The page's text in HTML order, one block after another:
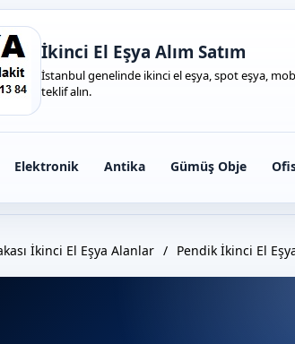
İkinci El Eşya Alım Satım
İstanbul genelinde ikinci el eşya, spot eşya,
teklif alın.
Elektronik Antika Gümüş Obje
İkinci El Eşya Alanlar / Pendik İkinci El